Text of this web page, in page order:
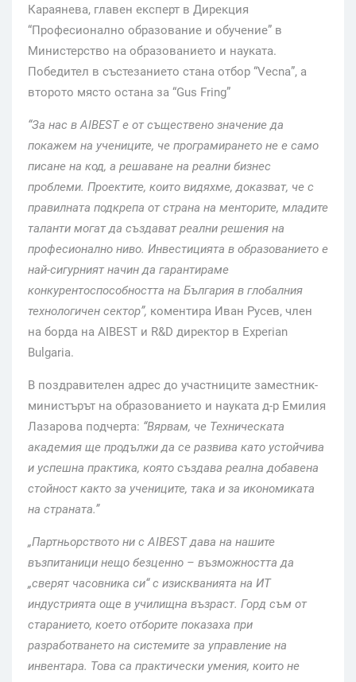
Караянева, главен експерт в Дирекция
“Професионално образование и обучение” в
Министерство на образованието и науката.
Победител в състезанието стана отбор “Vecna”, а
второто място остана за “Gus Fring”
“За нас в AIBEST е от съществено значение да
покажем на учениците, че програмирането не е само
писане на код, а решаване на реални бизнес
проблеми. Проектите, които видяхме, доказват, че с
правилната подкрепа от страна на менторите, младите
таланти могат да създават реални решения на
професионално ниво. Инвестицията в образованието е
най-сигурният начин да гарантираме
конкурентоспособността на България в глобалния
технологичен сектор”, коментира Иван Русев, член
на борда на AIBEST и R&D директор в Experian
Bulgaria.
В поздравителен адрес до участниците заместник-
министърът на образованието и науката д-р Емилия
Лазарова подчерта: “Вярвам, че Техническата
академия ще продължи да се развива като устойчива
и успешна практика, която създава реална добавена
стойност както за учениците, така и за икономиката
на страната.”
„Партньорството ни с AIBEST дава на нашите
възпитаници нещо безценно – възможността да
„сверят часовника си“ с изискванията на ИТ
индустрията още в училищна възраст. Горд съм от
старанието, което отборите показаха при
разработването на системите за управление на
инвентара. Това са практически умения, които не